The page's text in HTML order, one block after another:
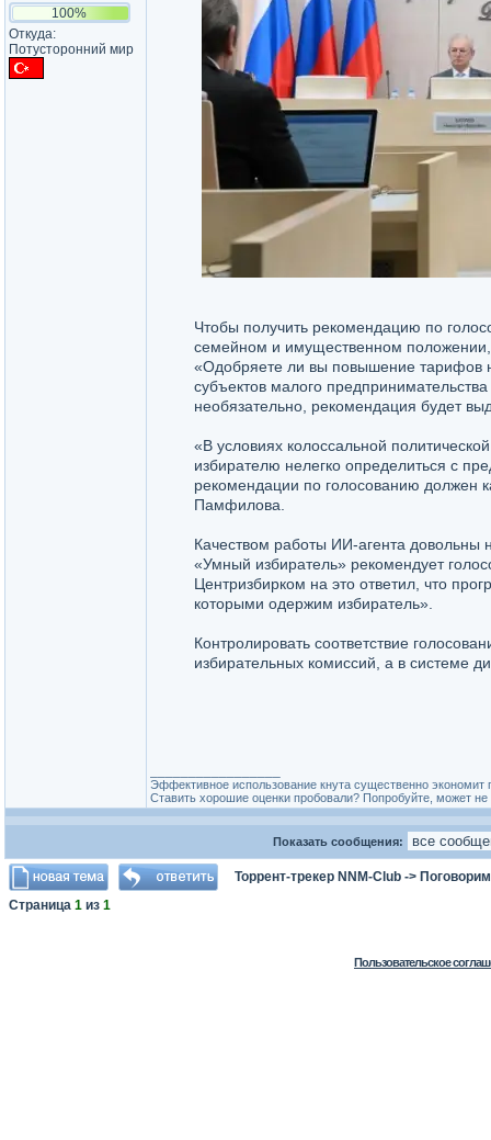
100%
Откуда:
Потусторонний мир
Чтобы получить рекомендацию по
семейном и имущественном
«Одобряете ли вы повышение тарифов
субъектов малого
необязательно, рекомендация будет
«В условиях колоссальной
избирателю нелегко определиться с
рекомендации по голосованию должен
Памфилова.
Качеством работы ИИ-агента довольны
«Умный избиратель» рекомендует
Центризбирком на это ответил, что
которыми одержим избиратель».
Контролировать соответствие
избирательных комиссий, а в системе
Эффективное использование кнута существенно экономит
Ставить хорошие оценки пробовали? Попробуйте, может
Показать сообщения:
Торрент-трекер NNM-Club -> Поговорим
Страница 1 из 1
Пользовательское